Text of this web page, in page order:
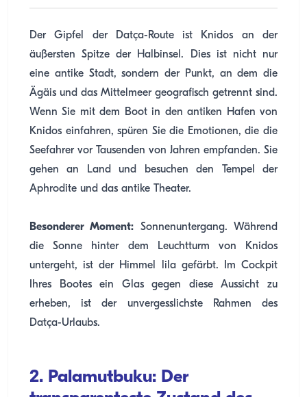
Der Gipfel der Datça-Route ist Knidos an der
äußersten Spitze der Halbinsel. Dies ist nicht nur
eine antike Stadt, sondern der Punkt, an dem die
Ägäis und das Mittelmeer geografisch getrennt sind.
Wenn Sie mit dem Boot in den antiken Hafen von
Knidos einfahren, spüren Sie die Emotionen, die die
Seefahrer vor Tausenden von Jahren empfanden. Sie
gehen an Land und besuchen den Tempel der
Aphrodite und das antike Theater.
Besonderer Moment: Sonnenuntergang. Während
die Sonne hinter dem Leuchtturm von Knidos
untergeht, ist der Himmel lila gefärbt. Im Cockpit
Ihres Bootes ein Glas gegen diese Aussicht zu
erheben, ist der unvergesslichste Rahmen des
Datça-Urlaubs.
2. Palamutbuku: Der